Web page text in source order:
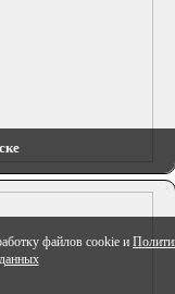
файлов cookie и